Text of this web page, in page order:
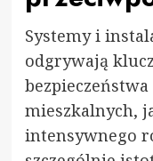
Systemy i
odgrywają
mieszkalnych,
intensywnego